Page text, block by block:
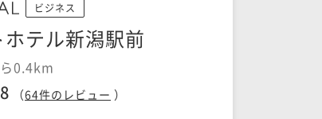
ビジネス
ホテル新潟駅前
0.4km
（64件のレビュー ）